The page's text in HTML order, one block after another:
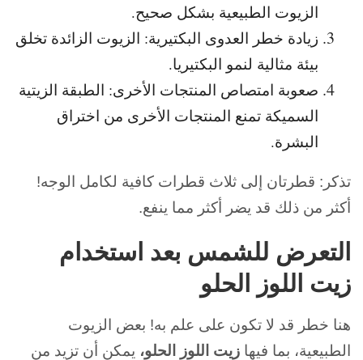
الزيوت الطبيعية بشكل صحيح.
زيادة خطر العدوى البكتيرية: الزيوت الزائدة تخلق
بيئة مثالية لنمو البكتيريا.
صعوبة امتصاص المنتجات الأخرى: الطبقة الزيتية
السميكة تمنع المنتجات الأخرى من اختراق
البشرة.
تذكر: قطرتان إلى ثلاث قطرات كافية لكامل الوجه!
أكثر من ذلك قد يضر أكثر مما ينفع.
التعرض للشمس بعد استخدام
زيت اللوز الحلو
هنا خطر قد لا تكون على علم به! بعض الزيوت
الطبيعية، بما فيها زيت اللوز الحلو، يمكن أن تزيد من